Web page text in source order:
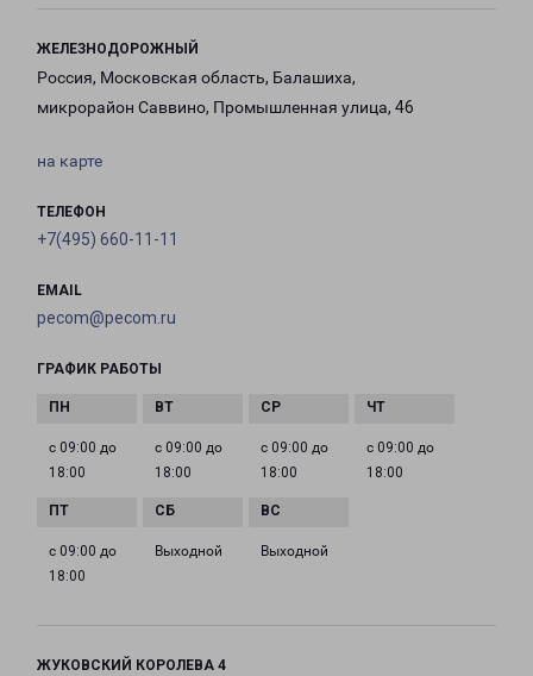
ЖЕЛЕЗНОДОРОЖНЫЙ
Россия, Московская область, Балашиха,
микрорайон Саввино, Промышленная улица, 46
на карте
ТЕЛЕФОН
+7(495) 660-11-11
EMAIL
pecom@pecom.ru
ГРАФИК РАБОТЫ
с 09:00 до
18:00
с 09:00 до
18:00
с 09:00 до
18:00
с 09:00 до
18:00
с 09:00 до
18:00
Выходной Выходной
ЖУКОВСКИЙ КОРОЛЕВА 4